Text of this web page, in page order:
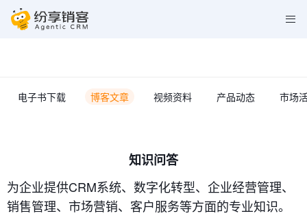
电子书下载 博客文章 视频资料 产品动态 市场
知识问答
为企业提供CRM系统、数字化转型、企业经营管理、
销售管理、市场营销、客户服务等方面的专业知识。